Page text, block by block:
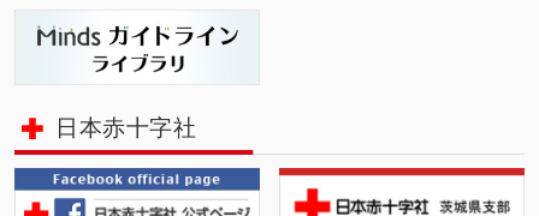
日本赤十字社